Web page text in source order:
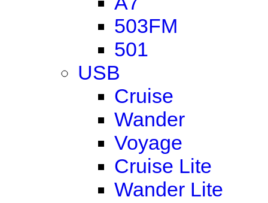
503FM
501
USB
Cruise
Wander
Voyage
Cruise Lite
Wander Lite